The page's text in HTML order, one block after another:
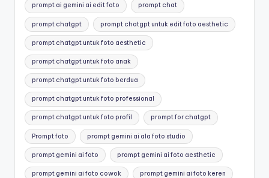
prompt ai gemini ai edit foto prompt chat
prompt chatgpt prompt chatgpt untuk edit foto aesthetic
prompt chatgpt untuk foto aesthetic
prompt chatgpt untuk foto anak
prompt chatgpt untuk foto berdua
prompt chatgpt untuk foto professional
prompt chatgpt untuk foto profil prompt for chatgpt
Prompt foto prompt gemini ai ala foto studio
prompt gemini ai foto prompt gemini ai foto aesthetic
prompt gemini ai foto cowok prompt gemini ai foto keren